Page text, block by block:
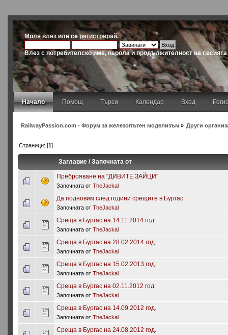
Молявлез или серегистрирай.
Влез с потребителско име, парола и продължителност на сесията
Начало Помощ Търси Календар Вход
RailwayPassion.com - Форум за железопътен моделизъм» Други
Страници: [1]
Заглавие/Започната от
Преброяване на "ДИВИТЕ ЗАЙЦИ"
Започната от TheJackal
Да подновим след години срещите в Бургас
Започната от TheJackal
Среща в Бургас на 14.11.2014 год.
Започната от TheJackal
Среща в Бургас на 28.02.2014 год.
Започната от TheJackal
Среща в Бургас на 15.02.2013 год.
Започната от TheJackal
Среща в Бургас на 02.11.2012 год.
Започната от TheJackal
Среща в Бургас на 14.09.2012 год.
Започната от TheJackal
Среща в Бургас на 24.08.2012 год.